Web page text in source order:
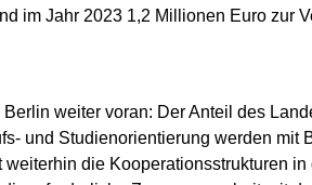
im Jahr 2023 1,2 Millionen Euro zur
Berlin weiter voran: Der Anteil des
und Studienorientierung werden
die Kooperationsstrukturen